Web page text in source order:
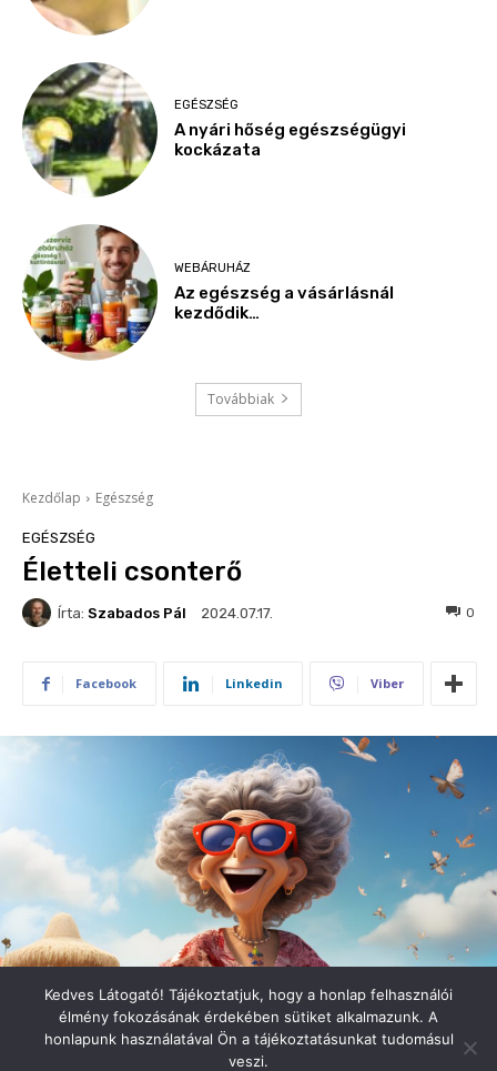
EGÉSZSÉG
A nyári hőség egészségügyi
kockázata
WEBÁRUHÁZ
Az egészség a vásárlásnál
kezdődik…
Továbbiak
Kedves Látogató! Tájékoztatjuk, hogy a honlap felhasználói
élmény fokozásának érdekében sütiket alkalmazunk. A
honlapunk használatával Ön a tájékoztatásunkat tudomásul
veszi.